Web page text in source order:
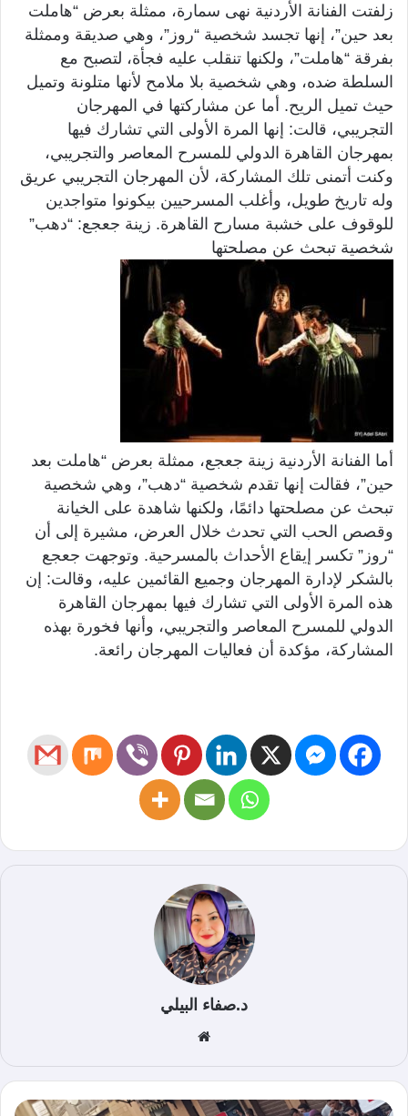
زلفتت الفنانة الأردنية نهى سمارة، ممثلة بعرض “هاملت
بعد حين”، إنها تجسد شخصية “روز”، وهي صديقة وممثلة
بفرقة “هاملت”، ولكنها تنقلب عليه فجأة، لتصبح مع
السلطة ضده، وهي شخصية بلا ملامح لأنها متلونة وتميل
حيث تميل الريح. أما عن مشاركتها في المهرجان
التجريبي، قالت: إنها المرة الأولى التي تشارك فيها
بمهرجان القاهرة الدولي للمسرح المعاصر والتجريبي،
وكنت أتمنى تلك المشاركة، لأن المهرجان التجريبي عريق
وله تاريخ طويل، وأغلب المسرحيين بيكونوا متواجدين
للوقوف على خشبة مسارح القاهرة. زينة جعجع: “دهب”
شخصية تبحث عن مصلحتها
أما الفنانة الأردنية زينة جعجع، ممثلة بعرض “هاملت بعد
حين”، فقالت إنها تقدم شخصية “دهب”، وهي شخصية
تبحث عن مصلحتها دائمًا، ولكنها شاهدة على الخيانة
وقصص الحب التي تحدث خلال العرض، مشيرة إلى أن
“روز” تكسر إيقاع الأحداث بالمسرحية. وتوجهت جعجع
بالشكر لإدارة المهرجان وجميع القائمين عليه، وقالت: إن
هذه المرة الأولى التي تشارك فيها بمهرجان القاهرة
الدولي للمسرح المعاصر والتجريبي، وأنها فخورة بهذه
المشاركة، مؤكدة أن فعاليات المهرجان رائعة.
د.صفاء البيلي
الوي
ب